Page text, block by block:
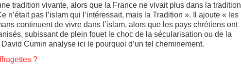
tradition vivante, alors que la France ne vivait plus dans la tradition
n’était pas l’islam qui l’intéressait, mais la Tradition ». Il ajoute « les
continuent de vivre dans l’islam, alors que les pays chrétiens ont
subissant de plein fouet le choc de la sécularisation ou de la
David Cumin analyse ici le pourquoi d’un tel cheminement.
?